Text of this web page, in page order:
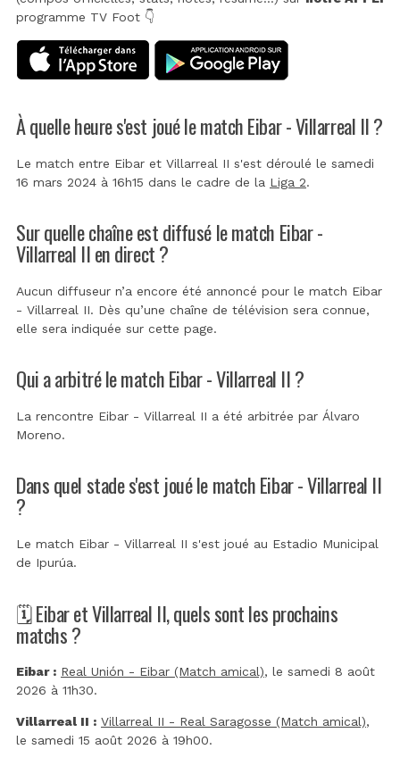
programme TV Foot 👇
À quelle heure s'est joué le match Eibar - Villarreal II ?
Le match entre Eibar et Villarreal II s'est déroulé le samedi
16 mars 2024 à 16h15 dans le cadre de la Liga 2.
Sur quelle chaîne est diffusé le match Eibar -
Villarreal II en direct ?
Aucun diffuseur n’a encore été annoncé pour le match Eibar
- Villarreal II. Dès qu’une chaîne de télévision sera connue,
elle sera indiquée sur cette page.
Qui a arbitré le match Eibar - Villarreal II ?
La rencontre Eibar - Villarreal II a été arbitrée par Álvaro
Moreno.
Dans quel stade s'est joué le match Eibar - Villarreal II
?
Le match Eibar - Villarreal II s'est joué au Estadio Municipal
de Ipurúa.
🗓️ Eibar et Villarreal II, quels sont les prochains
matchs ?
Eibar : Real Unión - Eibar (Match amical), le samedi 8 août
2026 à 11h30.
Villarreal II : Villarreal II - Real Saragosse (Match amical),
le samedi 15 août 2026 à 19h00.